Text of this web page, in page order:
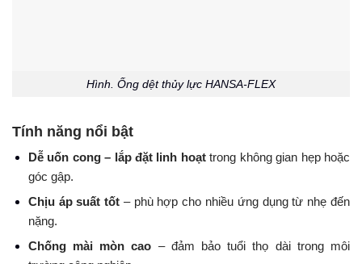
Hình. Ống dệt thủy lực HANSA-FLEX
Tính năng nổi bật
Dễ uốn cong – lắp đặt linh hoạttrong không gian hẹp hoặc
góc gập.
Chịu áp suất tốt – phù hợp cho nhiều ứng dụng từ nhẹ đến
nặng.
Chống mài mòn cao – đảm bảo tuổi thọ dài trong môi